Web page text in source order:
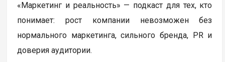
«Маркетинг и реальность» — подкаст для тех, кто
понимает: рост компании невозможен без
нормального маркетинга, сильного бренда, PR и
доверия аудитории.